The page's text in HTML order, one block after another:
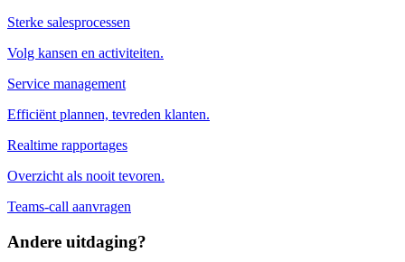
Sterke salesprocessen
Volg kansen en activiteiten.
Service management
Efficiënt plannen, tevreden klanten.
Realtime rapportages
Overzicht als nooit tevoren.
Teams-call aanvragen
Andere uitdaging?